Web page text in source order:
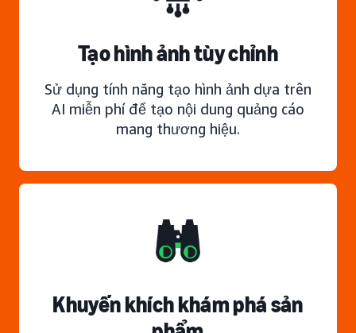
Tạo hình ảnh tùy chỉnh
Sử dụng tính năng tạo hình ảnh dựa trên
AI miễn phí để tạo nội dung quảng cáo
mang thương hiệu.
Khuyến khích khám phá sản